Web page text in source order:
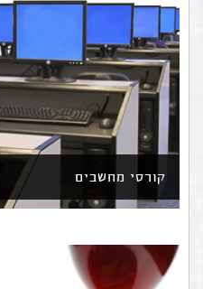
קורסי מחשבים